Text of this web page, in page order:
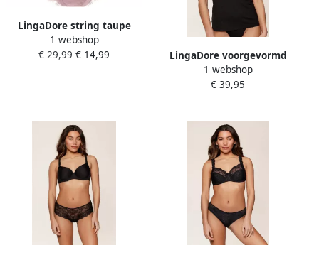
LingaDore string taupe
1 webshop
€ 29,99 € 14,99
LingaDore voorgevormd
hemd zwart
1 webshop
€ 39,95